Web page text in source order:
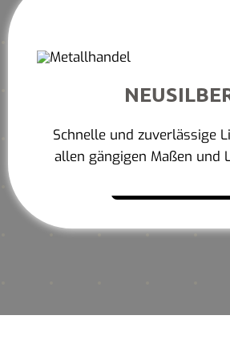
Schnelle und zuverlässige
allen gängigen Maßen und